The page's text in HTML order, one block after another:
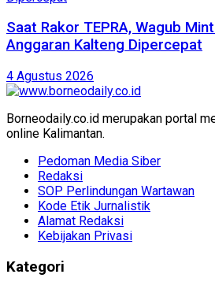
Saat Rakor TEPRA, Wagub
Anggaran Kalteng Dipercepat
4 Agustus 2026
Borneodaily.co.id merupakan portal
online Kalimantan.
Pedoman Media Siber
Redaksi
SOP Perlindungan Wartawan
Kode Etik Jurnalistik
Alamat Redaksi
Kebijakan Privasi
Kategori